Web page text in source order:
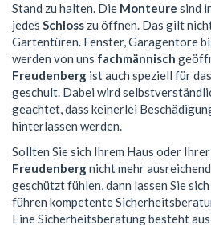
Stand zu halten. Die Monteure sind
jedes Schloss zu öffnen. Das gilt
Gartentüren. Fenster, Garagentore
werden von uns fachmännisch
Freudenberg ist auch speziell für
geschult. Dabei wird
geachtet, dass keinerlei
hinterlassen werden.
Sollten Sie sich Ihrem Haus oder
Freudenbergnicht mehr
geschützt fühlen, dann lassen Sie
führen kompetente
Eine Sicherheitsberatung besteht